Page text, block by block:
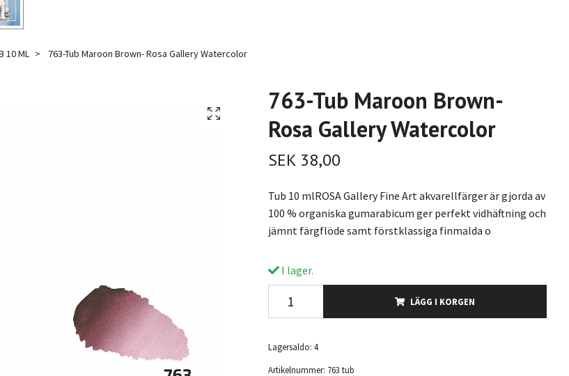
10 ML 763-Tub Maroon Brown- Rosa Gallery Watercolor
763-Tub Maroon Brown-
Rosa Gallery Watercolor
SEK 38,00
Tub 10 mlROSA Gallery Fine Art akvarellfärger är gjorda av
100 % organiska gumarabicum ger perfekt vidhäftning och
jämnt färgflöde samt förstklassiga finmalda o
I lager.
LÄGG I KORGEN
Lagersaldo: 4
Artikelnummer: 763 tub